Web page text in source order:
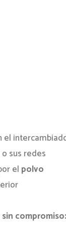
el
sus redes
el polvo